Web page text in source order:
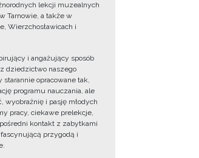
lekcji muzealnych
Tarnowie, a także w
Wierzchosławicach i
i angażujący sposób
dziedzictwo naszego
starannie opracowane tak,
programu nauczania, ale
wyobraźnię i pasję młodych
pracy, ciekawe prelekcje,
kontakt z zabytkami
przygodą i